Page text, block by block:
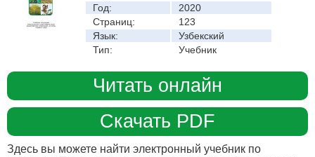
Год:
2020
Страниц:
123
Язык:
Узбекский
Тип:
Учебник
Читать онлайн
Скачать PDF
Здесь вы можете найти электронный учебник по